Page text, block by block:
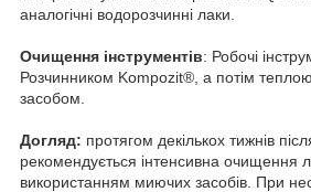
аналогічні водорозчинні лаки.
Очищення інструментів: Робочі
Розчинником Kompozit®, а потім
засобом.
Догляд: протягом декількох тижнів
рекомендується інтенсивна очищення
використанням миючих засобів. При